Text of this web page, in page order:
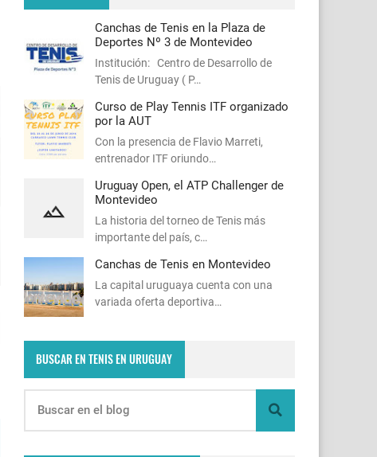
Canchas de Tenis en la Plaza de
Deportes Nº 3 de Montevideo
Institución: Centro de Desarrollo de
Tenis de Uruguay ( P…
Curso de Play Tennis ITF organizado
por la AUT
Con la presencia de Flavio Marreti,
entrenador ITF oriundo…
Uruguay Open, el ATP Challenger de
Montevideo
La historia del torneo de Tenis más
importante del país, c…
Canchas de Tenis en Montevideo
La capital uruguaya cuenta con una
variada oferta deportiva…
BUSCAR EN TENIS EN URUGUAY